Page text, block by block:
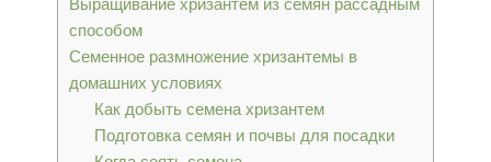
способом
Семенное размножение хризантемы в
домашних условиях
Как добыть семена хризантем
Подготовка семян и почвы для посадки